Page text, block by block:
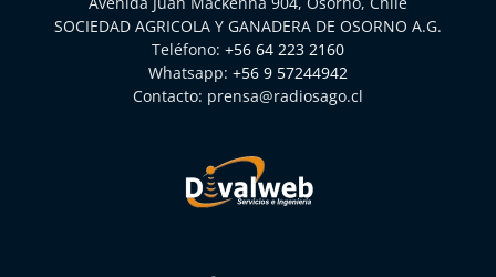
SOCIEDAD AGRICOLA Y GANADERA DE OSORNO A.G.
Teléfono: +56 64 223 2160
Whatsapp: +56 9 57244942
Contacto: prensa@radiosago.cl